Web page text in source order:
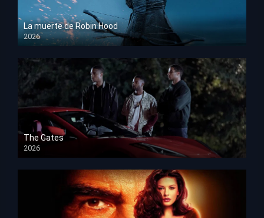
La muerte de Robin Hood
2026
HD 1080p
The Gates
2026
HD 1080p